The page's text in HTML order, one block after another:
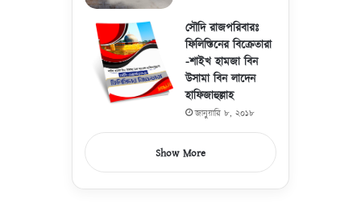
সৌদি রাজপরিবারঃ
ফিলিস্তিনের বিক্রেতারা
-শাইখ হামজা বিন
উসামা বিন লাদেন
হাফিজাহুল্লাহ
জানুয়ারি ৮, ২০১৮
Show More